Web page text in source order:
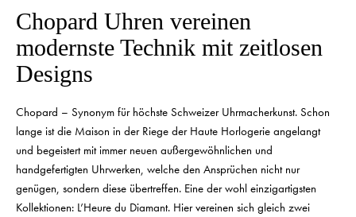
Chopard Uhren vereinen
modernste Technik mit zeitlosen
Designs
Chopard – Synonym für höchste Schweizer Uhrmacherkunst. Schon
lange ist die Maison in der Riege der Haute Horlogerie angelangt
und begeistert mit immer neuen außergewöhnlichen und
handgefertigten Uhrwerken, welche den Ansprüchen nicht nur
genügen, sondern diese übertreffen. Eine der wohl einzigartigsten
Kollektionen: L’Heure du Diamant. Hier vereinen sich gleich zwei